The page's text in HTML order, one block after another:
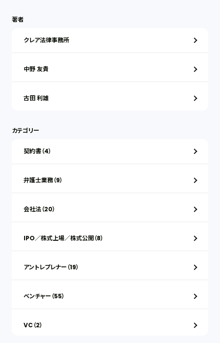
著者
クレア法律事務所
中野 友貴
古田 利雄
カテゴリー
契約書（4）
弁護士業務（9）
会社法（20）
IPO／株式上場／株式公開（8）
アントレプレナー（19）
ベンチャー（55）
VC（2）